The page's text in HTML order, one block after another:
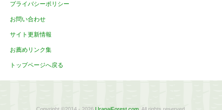
プライバシーポリシー
お問い合わせ
サイト更新情報
お薦めリンク集
トップページへ戻る